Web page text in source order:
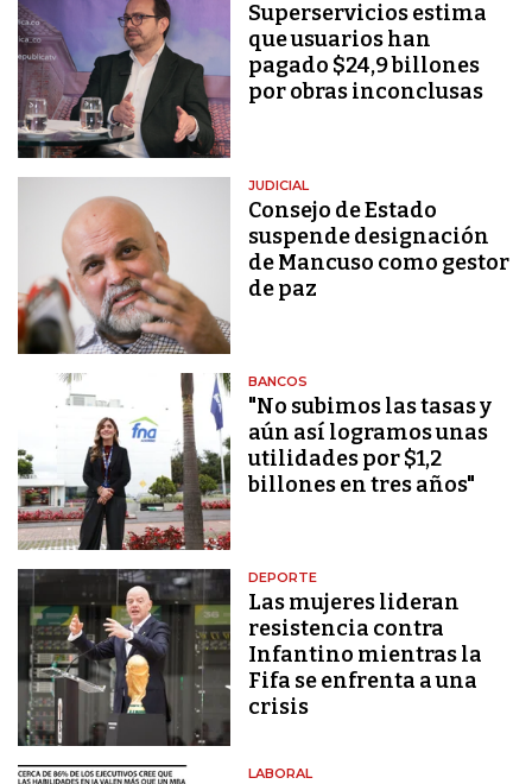
Superservicios estima
que usuarios han
pagado $24,9 billones
por obras inconclusas
JUDICIAL
Consejo de Estado
suspende designación
de Mancuso como gestor
de paz
BANCOS
"No subimos las tasas y
aún así logramos unas
utilidades por $1,2
billones en tres años"
DEPORTE
Las mujeres lideran
resistencia contra
Infantino mientras la
Fifa se enfrenta a una
crisis
LABORAL